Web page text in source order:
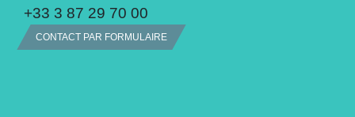
+33 3 87 29 70 00
CONTACT PAR FORMULAIRE